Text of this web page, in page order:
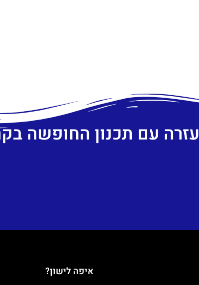
עזרה עם תכנון החופשה
איפה לישון?